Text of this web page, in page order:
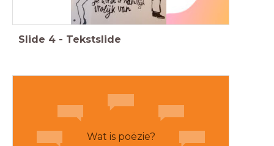
Slide 4 - Tekstslide
Wat is poëzie?